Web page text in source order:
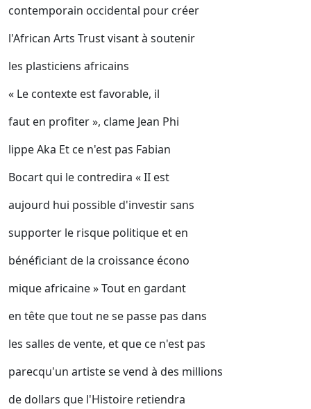
contemporain occidental pour créer
l'African Arts Trust visant à soutenir
les plasticiens africains
« Le contexte est favorable, il
faut en profiter », clame Jean Phi
lippe Aka Et ce n'est pas Fabian
Bocart qui le contredira « II est
aujourd hui possible d'investir sans
supporter le risque politique et en
bénéficiant de la croissance écono
mique africaine » Tout en gardant
en tête que tout ne se passe pas dans
les salles de vente, et que ce n'est pas
parecqu'un artiste se vend à des millions
de dollars que l'Histoire retiendra